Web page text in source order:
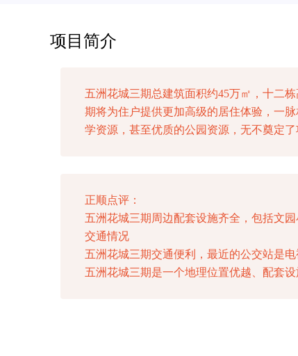
项目简介
五洲花城三期总建筑面积约45万㎡，十二
期将为住户提供更加高级的居住体验，一
学资源，甚至优质的公园资源，无不奠定
正顺点评：
五洲花城三期周边配套设施齐全，包括文
交通情况
五洲花城三期交通便利，最近的公交站是
五洲花城三期是一个地理位置优越、配套